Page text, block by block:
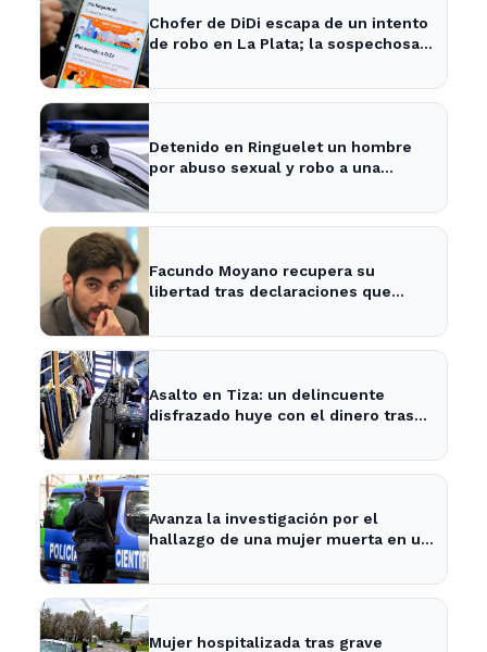
Chofer de DiDi escapa de un intento
de robo en La Plata; la sospechosa
Detenido en Ringuelet un hombre
por abuso sexual y robo a una
Facundo Moyano recupera su
libertad tras declaraciones que
Asalto en Tiza: un delincuente
disfrazado huye con el dinero tras
Avanza la investigación por el
hallazgo de una mujer muerta en un
Mujer hospitalizada tras grave